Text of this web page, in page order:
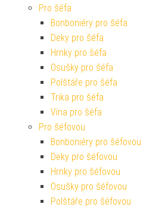
Pro šéfa
Bonboniéry pro šéfa
Deky pro šéfa
Hrnky pro šéfa
Osušky pro šéfa
Polštáře pro šéfa
Trika pro šéfa
Vína pro šéfa
Pro šéfovou
Bonboniéry pro šéfovou
Deky pro šéfovou
Hrnky pro šéfovou
Osušky pro šéfovou
Polštáře pro šéfovou